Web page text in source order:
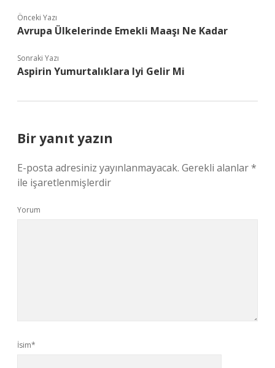
Önceki Yazı
Avrupa Ülkelerinde Emekli Maaşı Ne Kadar
Sonraki Yazı
Aspirin Yumurtalıklara Iyi Gelir Mi
Bir yanıt yazın
E-posta adresiniz yayınlanmayacak. Gerekli alanlar*
ile işaretlenmişlerdir
Yorum
İsim*